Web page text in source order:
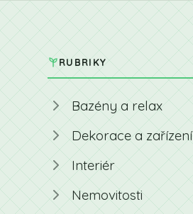
RUBRIKY
Bazény a relax
Dekorace a zařízení
Interiér
Nemovitosti